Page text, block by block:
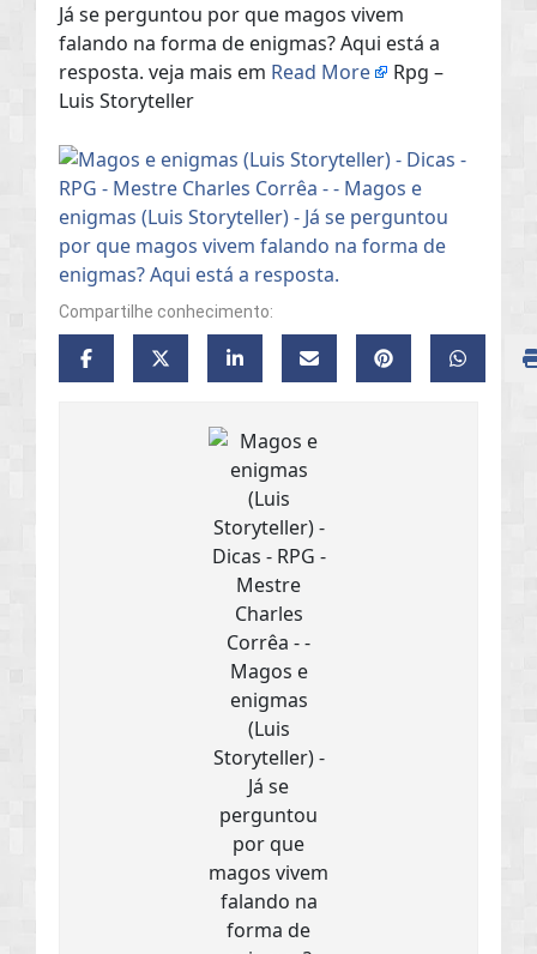
Já se perguntou por que magos vivem
falando na forma de enigmas? Aqui está a
resposta. veja mais em Read More
Rpg –
Luis Storyteller
Compartilhe conhecimento: